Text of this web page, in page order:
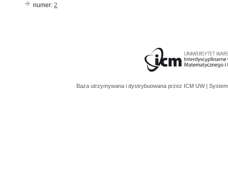
numer: 2
Baza utrzymywana i dystrybuowana przez ICM UW |